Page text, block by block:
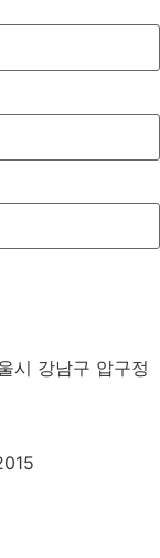
시 강남구 압구정